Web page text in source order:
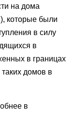
на дома
которые были
в силу
в
в границах
таких домов в
в